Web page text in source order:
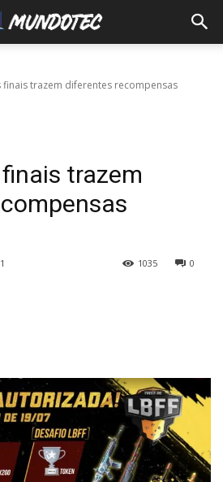
finais trazem diferentes recompensas
trazem
0
1035